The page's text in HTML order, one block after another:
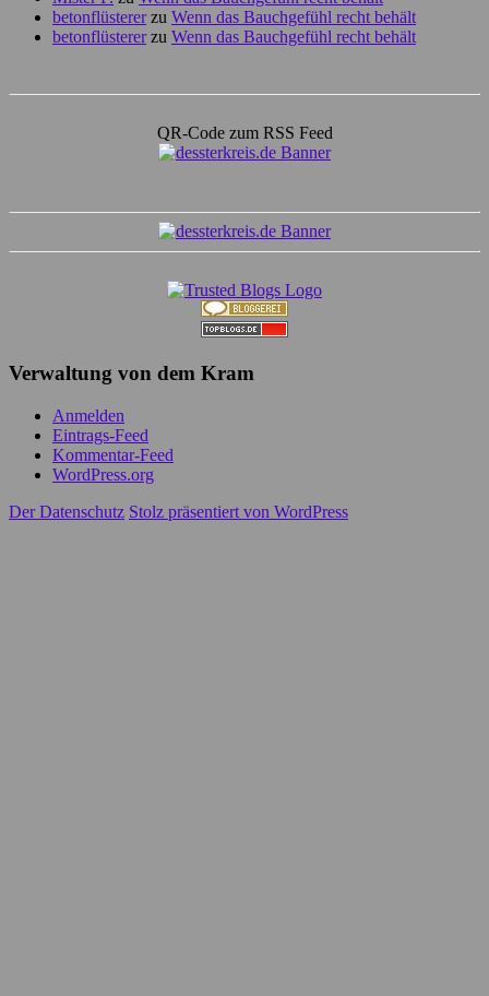
betonflüstererzu Wenn das Bauchgefühl recht behält
betonflüstererzu Wenn das Bauchgefühl recht behält
QR-Code zum RSS Feed
Verwaltung von dem Kram
Anmelden
Eintrags-Feed
Kommentar-Feed
WordPress.org
Der Datenschutz Stolz präsentiert von WordPress